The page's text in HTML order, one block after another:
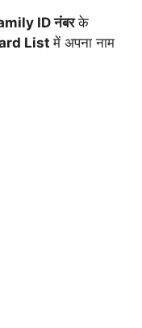
ID नंबरके
Listमें अपना नाम